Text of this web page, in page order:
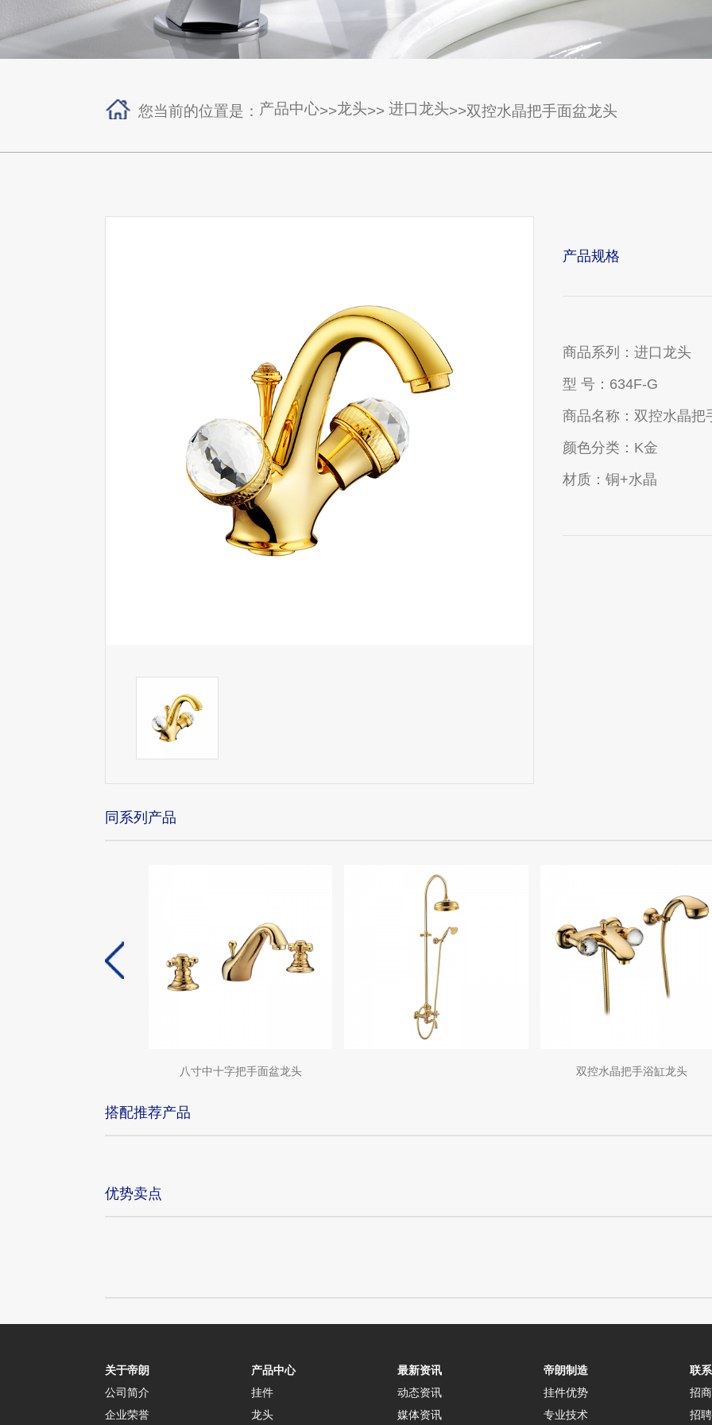
您当前的位置是： 产品中心>>龙头>> 进口龙头>>双控水晶把手面盆龙头
产品规格
商品系列： 进口龙头
型 号： 634F-G
商品名称： 双控水晶把
颜色分类： K金
材质： 铜+水晶
同系列产品
八寸中十字把手面盆龙头 双控水晶把手浴缸龙头
搭配推荐产品
优势卖点
关于帝朗
公司简介
企业荣誉
产品中心
挂件
龙头
最新资讯
动态资讯
媒体资讯
帝朗制造
挂件优势
专业技术
联
招
招